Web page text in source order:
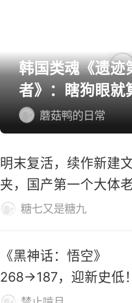
韩国类魂《遗迹
者》：瞎狗眼就
怎么个事！
蘑菇鸭的日常
明末复活，续作新建
夹，国产第一个大体
穿地狱！
糖七又是糖九
《黑神话：悟空》
268→187，迎新史低
家：卖1000都不贵